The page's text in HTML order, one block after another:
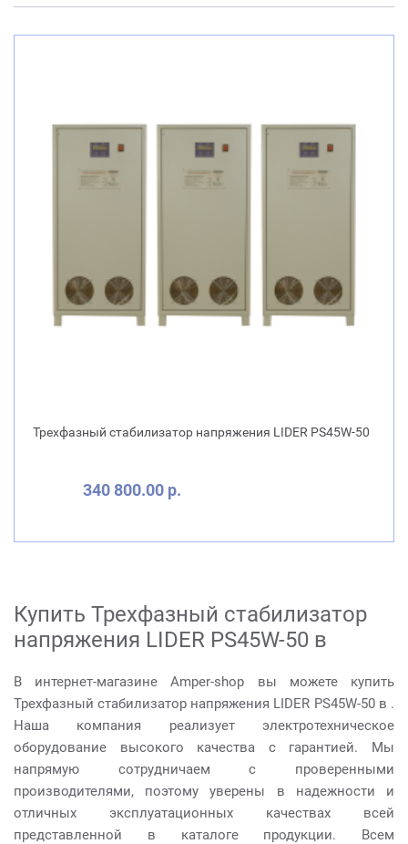
Трехфазный стабилизатор напряжения LIDER PS45W-50
340 800.00 р.
Купить Трехфазный стабилизатор
напряжения LIDER PS45W-50 в
В интернет-магазине Amper-shop вы можете купить
Трехфазный стабилизатор напряжения LIDER PS45W-50 в .
Наша компания реализует электротехническое
оборудование высокого качества с гарантией. Мы
напрямую сотрудничаем с проверенными
производителями, поэтому уверены в надежности и
отличных эксплуатационных качествах всей
представленной в каталоге продукции. Всем